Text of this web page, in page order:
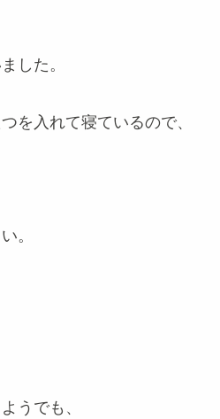
した。
を入れて寝ているので、
。
うでも、